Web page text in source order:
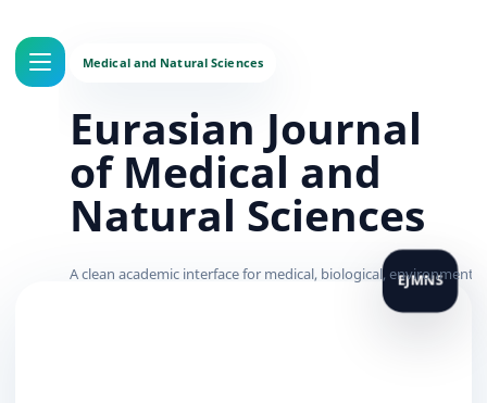
Eurasian Journal
of Medical and
Natural Sciences